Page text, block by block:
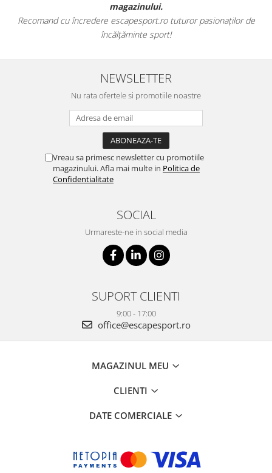
magazinului.
Recomand cu încredere escapesport.ro tuturor pasionaților de
încălțăminte sport!
NEWSLETTER
Nu rata ofertele si promotiile noastre
Vreau sa primesc newsletter cu promotiile
magazinului. Afla mai multe in Politica de
Confidentialitate
SOCIAL
Urmareste-ne in social media
SUPORT CLIENTI
9:00 - 17:00
office@escapesport.ro
MAGAZINUL MEU
CLIENTI
DATE COMERCIALE